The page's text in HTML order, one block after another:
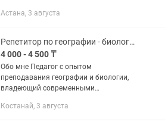
лет. Готовлю по направлению: - ЕНТ, а
Астана, 3 августа
Репетитор по географии - биологии. Подготовка ЕНТ
4 000 - 4 500 ₸
Обо мне Педагог с опытом
преподавания географии и биологии,
владеющий современными
индивидуального подхода к каждому
Костанай, 3 августа